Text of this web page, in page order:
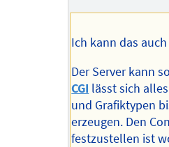
Ich kann das
Der Server kann
CGI lässt sich
und Grafiktypen
erzeugen. Den
festzustellen ist